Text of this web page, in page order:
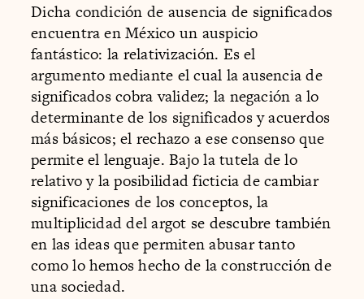
Dicha condición de ausencia de significados
encuentra en México un auspicio
fantástico: la relativización. Es el
argumento mediante el cual la ausencia de
significados cobra validez; la negación a lo
determinante de los significados y acuerdos
más básicos; el rechazo a ese consenso que
permite el lenguaje. Bajo la tutela de lo
relativo y la posibilidad ficticia de cambiar
significaciones de los conceptos, la
multiplicidad del argot se descubre también
en las ideas que permiten abusar tanto
como lo hemos hecho de la construcción de
una sociedad.